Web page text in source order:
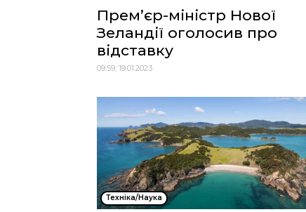
Прем’єр-міністр Нової
Зеландії оголосив про
відставку
09:59, 19.01.2023
Техніка/Наука